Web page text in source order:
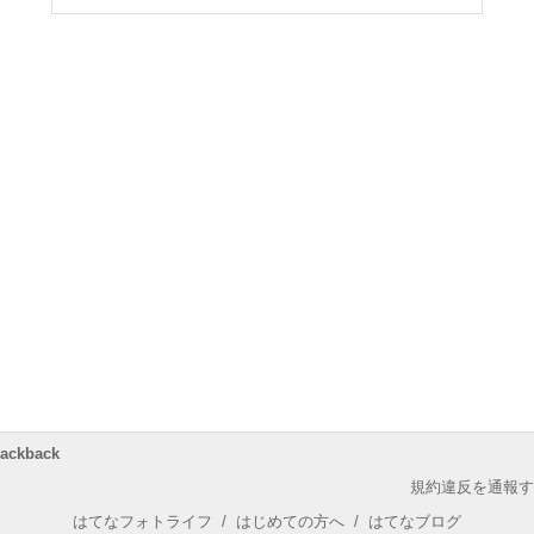
規約違反を通報
はてなフォトライフ / はじめての方へ / はてなブログ